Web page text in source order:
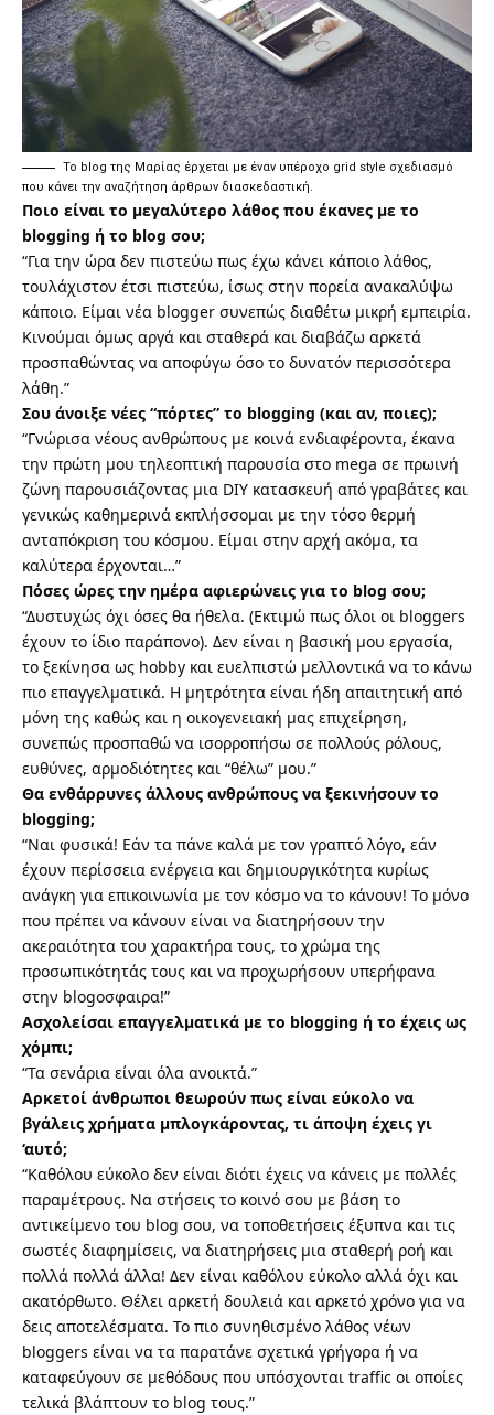
Το blog της Μαρίας έρχεται με έναν υπέροχο grid style σχεδιασμό
που κάνει την αναζήτηση άρθρων διασκεδαστική.
Ποιο είναι το μεγαλύτερο λάθος που έκανες με το
blogging ή το blog σου;
“Για την ώρα δεν πιστεύω πως έχω κάνει κάποιο λάθος,
τουλάχιστον έτσι πιστεύω, ίσως στην πορεία ανακαλύψω
κάποιο. Είμαι νέα blogger συνεπώς διαθέτω μικρή εμπειρία.
Κινούμαι όμως αργά και σταθερά και διαβάζω αρκετά
προσπαθώντας να αποφύγω όσο το δυνατόν περισσότερα
λάθη.”
Σου άνοιξε νέες “πόρτες” το blogging (και αν, ποιες);
“Γνώρισα νέους ανθρώπους με κοινά ενδιαφέροντα, έκανα
την πρώτη μου τηλεοπτική παρουσία στο mega σε πρωινή
ζώνη παρουσιάζοντας μια DIY κατασκευή από γραβάτες και
γενικώς καθημερινά εκπλήσσομαι με την τόσο θερμή
ανταπόκριση του κόσμου. Είμαι στην αρχή ακόμα, τα
καλύτερα έρχονται…”
Πόσες ώρες την ημέρα αφιερώνεις για το blog σου;
“Δυστυχώς όχι όσες θα ήθελα. (Εκτιμώ πως όλοι οι bloggers
έχουν το ίδιο παράπονο). Δεν είναι η βασική μου εργασία,
το ξεκίνησα ως hobby και ευελπιστώ μελλοντικά να το κάνω
πιο επαγγελματικά. Η μητρότητα είναι ήδη απαιτητική από
μόνη της καθώς και η οικογενειακή μας επιχείρηση,
συνεπώς προσπαθώ να ισορροπήσω σε πολλούς ρόλους,
ευθύνες, αρμοδιότητες και “θέλω” μου.”
Θα ενθάρρυνες άλλους ανθρώπους να ξεκινήσουν το
blogging;
“Ναι φυσικά! Εάν τα πάνε καλά με τον γραπτό λόγο, εάν
έχουν περίσσεια ενέργεια και δημιουργικότητα κυρίως
ανάγκη για επικοινωνία με τον κόσμο να το κάνουν! Το μόνο
που πρέπει να κάνουν είναι να διατηρήσουν την
ακεραιότητα του χαρακτήρα τους, το χρώμα της
προσωπικότητάς τους και να προχωρήσουν υπερήφανα
στην blogoσφαιρα!”
Ασχολείσαι επαγγελματικά με το blogging ή το έχεις ως
χόμπι;
“Τα σενάρια είναι όλα ανοικτά.”
Αρκετοί άνθρωποι θεωρούν πως είναι εύκολο να
βγάλεις χρήματα μπλογκάροντας, τι άποψη έχεις γι
‘αυτό;
“Καθόλου εύκολο δεν είναι διότι έχεις να κάνεις με πολλές
παραμέτρους. Να στήσεις το κοινό σου με βάση το
αντικείμενο του blog σου, να τοποθετήσεις έξυπνα και τις
σωστές διαφημίσεις, να διατηρήσεις μια σταθερή ροή και
πολλά πολλά άλλα! Δεν είναι καθόλου εύκολο αλλά όχι και
ακατόρθωτο. Θέλει αρκετή δουλειά και αρκετό χρόνο για να
δεις αποτελέσματα. Το πιο συνηθισμένο λάθος νέων
bloggers είναι να τα παρατάνε σχετικά γρήγορα ή να
καταφεύγουν σε μεθόδους που υπόσχονται traffic οι οποίες
τελικά βλάπτουν το blog τους.”